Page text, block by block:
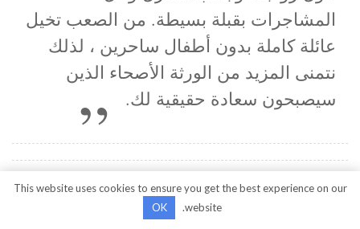
المشاجرات بقبلة بسيطة. من الصعب تخيل
عائلة كاملة بدون أطفال ساحرين ، لذلك
نتمنى المزيد من الورثة الأصحاء الذين
سيصبحون سعادة حقيقية لك.
أعزائي المتزوجين! في هذا اليوم
وحدت مصائرك وحصلت على أوضاع جديدة
This website uses cookies to ensure you get the best experience on our
website.
OK